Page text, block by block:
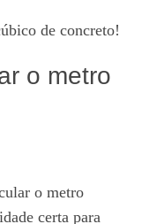
o metro
o metro
certa para